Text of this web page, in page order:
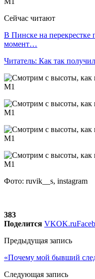
Сейчас читают
В Пинске на
момент…
Читатель: Как так
Фото: ruvik__s, instagram
383
Поделится VKOK.ru
Предыдущая запись
«Почему мой бывший
Следующая запись